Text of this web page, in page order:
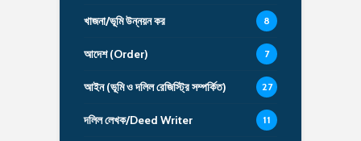
খাজনা/ভূমি উন্নয়ন কর 8
আদেশ (Order) 7
আইন (ভূমি ও দলিল রেজিস্ট্রি সম্পর্কিত) 27
দলিল লেখক/Deed Writer 11